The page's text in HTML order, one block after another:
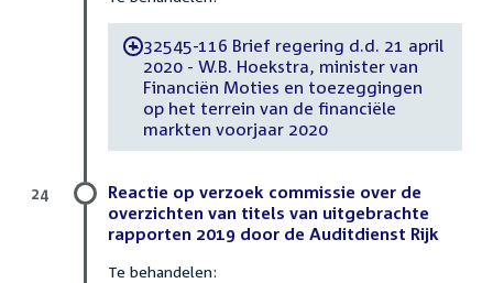
-32545-116 Brief regering d.d. 21 april
2020 - W.B. Hoekstra, minister van
Financiën Moties en toezeggingen
op het terrein van de financiële
markten voorjaar 2020
Reactie op verzoek commissie over de
overzichten van titels van uitgebrachte
rapporten 2019 door de Auditdienst Rijk
Te behandelen:
24